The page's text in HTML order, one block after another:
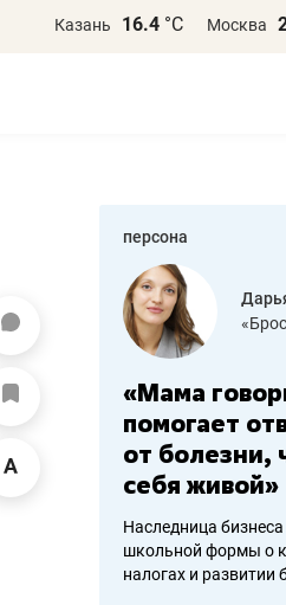
Казань 16.4 °С Москва
персона
Татарстан
«Мама
помогает
от болезни,
себя живой»
Наследница
школьной формы о
налогах и развитии